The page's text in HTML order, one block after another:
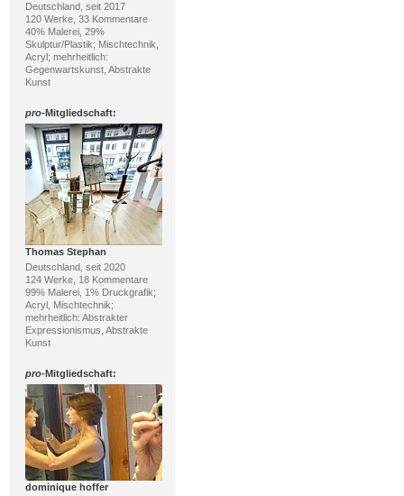
Deutschland, seit 2017
120 Werke, 33 Kommentare
40% Malerei, 29%
Skulptur/Plastik; Mischtechnik,
Acryl; mehrheitlich:
Gegenwartskunst, Abstrakte
Kunst
pro-Mitgliedschaft:
Thomas Stephan
Deutschland, seit 2020
124 Werke, 18 Kommentare
99% Malerei, 1% Druckgrafik;
Acryl, Mischtechnik;
mehrheitlich: Abstrakter
Expressionismus, Abstrakte
Kunst
pro-Mitgliedschaft:
dominique hoffer